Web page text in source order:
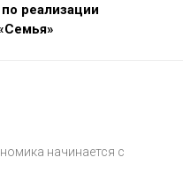
реализации
начинается с